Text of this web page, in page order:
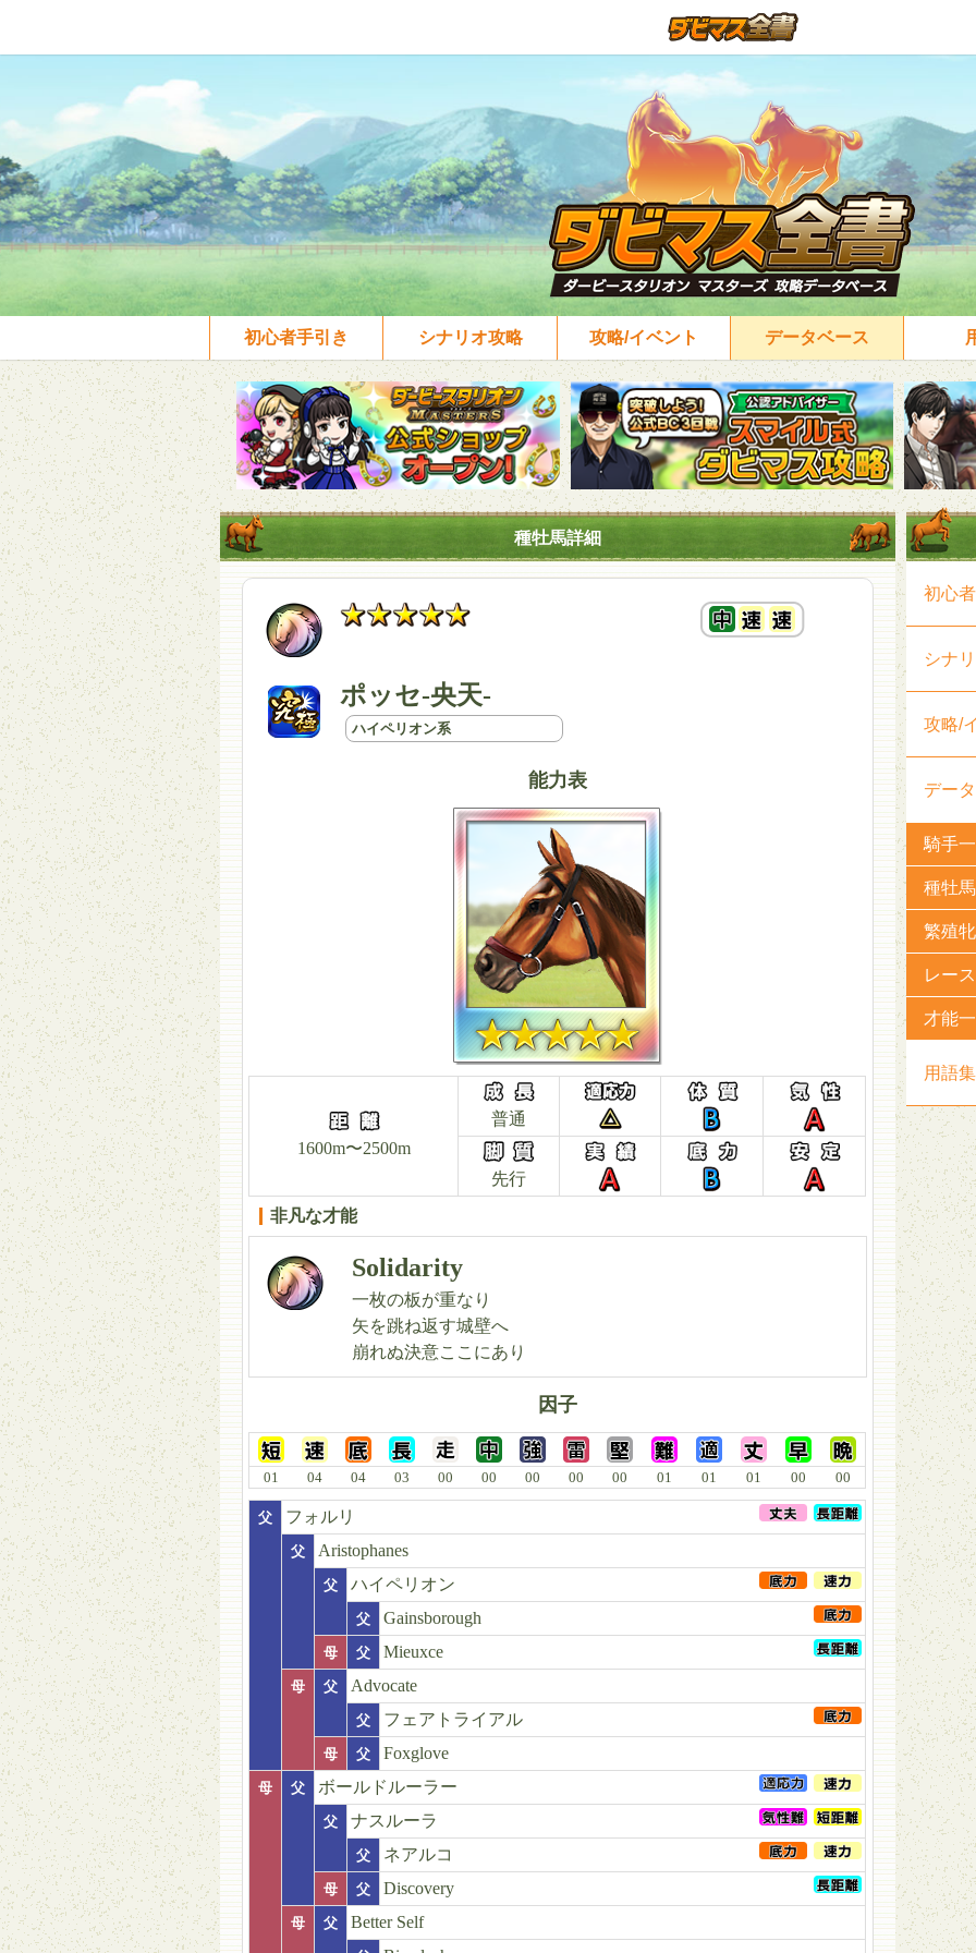
初心者手引き シナリオ攻略 攻略/イベント データベース
種牡馬詳細
ポッセ-央天-
ハイペリオン系
能力表
1600m〜2500m
普通
先行
非凡な才能
Solidarity
一枚の板が重なり
矢を跳ね返す城壁へ
崩れぬ決意ここにあり
因子
01 04 04 03 00 00 00 00 00 01 01 01 00 00
父 フォルリ
父 Aristophanes
父 ハイペリオン
父 Gainsborough
母 父 Mieuxce
母 父 Advocate
父 フェアトライアル
母 父 Foxglove
母 父 ボールドルーラー
父 ナスルーラ
父 ネアルコ
母 父 Discovery
母 父 Better Self
初心
シナ
攻略/
デー
騎手
種牡
繁殖
レー
才能
用語集